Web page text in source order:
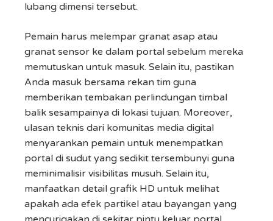
lubang dimensi tersebut.
Pemain harus melempar granat asap atau
granat sensor ke dalam portal sebelum mereka
memutuskan untuk masuk. Selain itu, pastikan
Anda masuk bersama rekan tim guna
memberikan tembakan perlindungan timbal
balik sesampainya di lokasi tujuan. Moreover,
ulasan teknis dari komunitas media digital
menyarankan pemain untuk menempatkan
portal di sudut yang sedikit tersembunyi guna
meminimalisir visibilitas musuh. Selain itu,
manfaatkan detail grafik HD untuk melihat
apakah ada efek partikel atau bayangan yang